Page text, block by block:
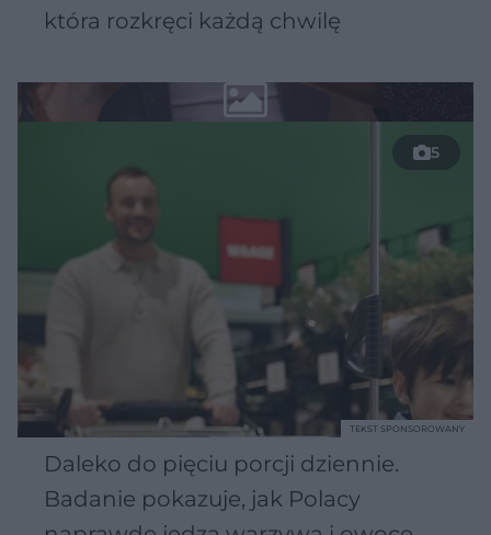
która rozkręci każdą chwilę
5
Daleko do pięciu porcji dziennie.
Badanie pokazuje, jak Polacy
TEKST SPONSOROWANY